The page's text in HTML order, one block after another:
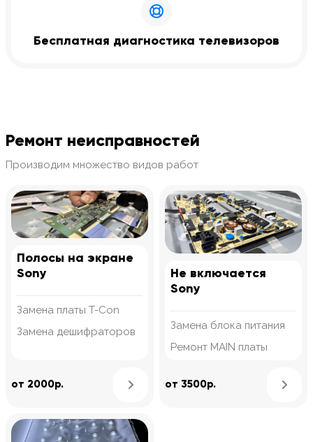
Бесплатная диагностика телевизоров
Ремонт неисправностей
Производим множество видов работ
Полосы на экране
Sony
Замена платы T-Con
Замена дешифраторов
от 2000р. Узнать подробнее
Не включается
Sony
Замена блока питания
Ремонт MAIN платы
от 3500р.